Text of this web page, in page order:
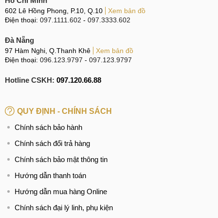
nhìn FOV 82,1 độ của thiết bị còn giúp tăng tầm nhìn khung
cảnh, trường nhìn rộng hơn với nhiều đối tượng và tái tạo
phối cảnh ấn tượng hơn.
Tất cả những ưu điểm này khiến Mini 3 Pro trở thành một
từ trên cao.
có võ. Hãy cùng xem, sản phẩm này làm được những gì
nhé:
Quay dọc camera
Một tính năng đặc biệt của Mini 3 Pro đó là màn hình quay
dọc, một nâng cấp đáng chú ý so với các phiên bản trước
với màn hình ngang. Nhờ vào tính năng này, người dùng
602 Lê Hồng Phong, P.10, Q.10
Xem bản đồ
Điện thoại: 097.1111.602 - 097.3333.602
Đà Nẵng
97 Hàm Nghi, Q.Thanh Khê
Xem bản đồ
Điện thoại: 096.123.9797 - 097.123.9797
Hotline CSKH: 097.120.66.88
QUY ĐỊNH - CHÍNH SÁCH
Chính sách bảo hành
Chính sách đổi trả hàng
Chính sách bảo mật thông tin
Hướng dẫn thanh toán
Hướng dẫn mua hàng Online
Chính sách đại lý linh, phụ kiện